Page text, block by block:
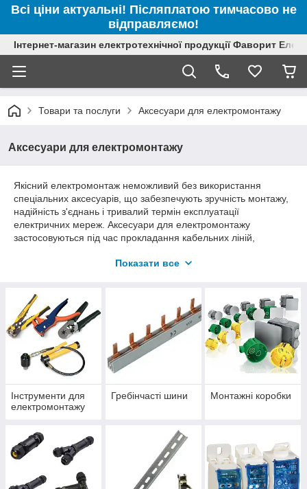
Всі ціни актуальні! Післяплатою тимчасово не
відправляємо!
Інтернет-магазин електротехнічної продукції Фаворит
Товари та послуги Аксесуари для електромонтажу
Аксесуари для електромонтажу
Якісний електромонтаж неможливий без використання
спеціальних аксесуарів, що забезпечують зручність монтажу,
надійність з'єднань і тривалий термін експлуатації
електричних мереж. Аксесуари для електромонтажу
застосовуються під час прокладання кабельних ліній,
електрообладнання, організації кабельних трас і виконання
До цієї категорії входять різні комплектуючі для
електромонтажу та допоміжні елементи, призначені для
кріплення, маркування, захисту та впорядкування дротів і
кабелів. Використання спеціалізованих аксесуарів для
електромонтажу дає змогу підвищити якість робіт, прискорити
процес встановлення обладнання та забезпечити безпечну
експлуатацію електричних систем.
Показати все
Інструменти для
електромонтажу
Гребінчасті шини Монтажні коробки